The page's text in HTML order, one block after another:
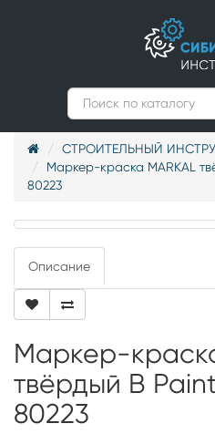
СТРОИТЕЛЬНЫЙ
Маркер-краска MARKAL
80223
Описание
Маркер-
твёрдый B
80223